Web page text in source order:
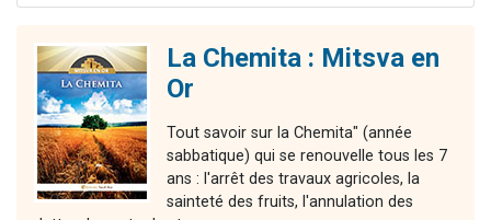
La Chemita : Mitsva en
Or
Tout savoir sur la Chemita" (année
sabbatique) qui se renouvelle tous les 7
ans : l'arrêt des travaux agricoles, la
sainteté des fruits, l'annulation des